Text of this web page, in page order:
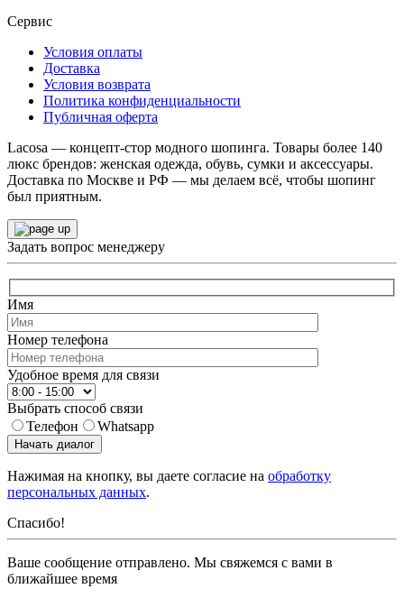
Сервис
Условия оплаты
Доставка
Условия возврата
Политика конфиденциальности
Публичная оферта
Lacosa — концепт-стор модного шопинга. Товары более 140
люкс брендов: женская одежда, обувь, сумки и аксессуары.
Доставка по Москве и РФ — мы делаем всё, чтобы шопинг
был приятным.
Задать вопрос менеджеру
Имя
Номер телефона
Удобное время для связи
Выбрать способ связи
Телефон
Whatsapp
Начать диалог
Нажимая на кнопку, вы даете согласие на обработку
персональных данных.
Спасибо!
Ваше сообщение отправлено. Мы свяжемся с вами в
ближайшее время